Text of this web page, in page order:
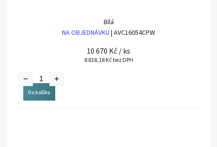
Bílá
NA OBJEDNÁVKU | AVC16054CPW
10 670 Kč/ ks
8 818,18 Kč bez DPH
Do košíku